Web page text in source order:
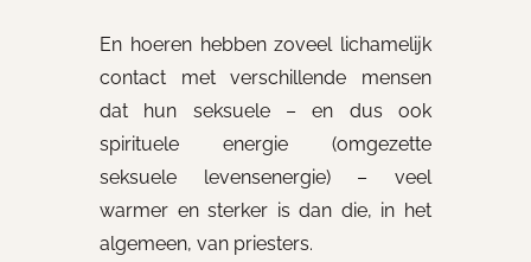
En hoeren hebben zoveel lichamelijk
contact met verschillende mensen
dat hun seksuele – en dus ook
spirituele energie (omgezette
seksuele levensenergie) – veel
warmer en sterker is dan die, in het
algemeen, van priesters.